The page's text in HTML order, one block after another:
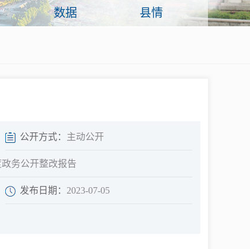
数据 县情
公开方式： 主动公开
务公开整改报告
发布日期： 2023-07-05